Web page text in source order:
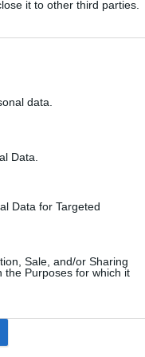
it to other third parties.
data.
Data.
Data for Targeted
Sale, and/or Sharing
the Purposes for which it
τραπεζικό δανεισμό»
χρόνια, η
της κατοικίας της
στα αστικά κέντρα
.
επένδυση των 250